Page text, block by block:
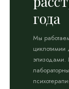
года
Мы
циклотимии